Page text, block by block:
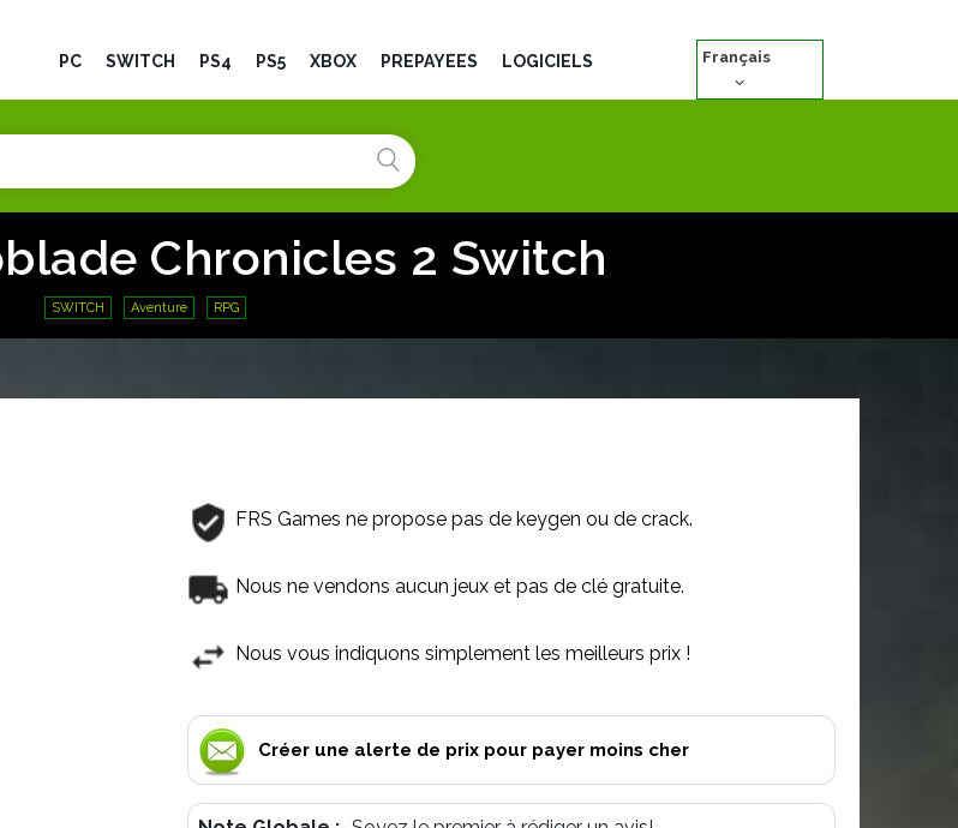
PC SWITCH PS4 PS5 XBOX PRÉPAYÉES LOGICIELS Français
Chronicles 2 Switch
SWITCH Aventure RPG
FRS Games ne propose pas de keygen ou de crack.
Nous ne vendons aucun jeux et pas de clé gratuite.
Nous vous indiquons simplement les meilleurs prix !
Créer une alerte de prix pour payer moins cher